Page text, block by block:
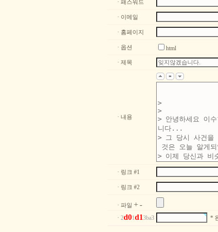
· 패스워드
· 이메일
· 홈페이지
· 옵션 html
· 제목
· 내용
· 링크 #1
· 링크 #2
· 파일 +-
· 2d01d13ba3 *